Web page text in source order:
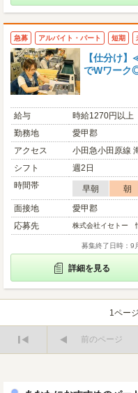
急募 アルバイト・パート 短期
【仕分け
でWワーク
給与
時給1270円以上
勤務地
愛甲郡
アクセス
小田急小田原線
シフト
週2日
時間帯
早朝 朝
面接地
愛甲郡
応募先
株式会社イセトー
募集終了日時：9
詳細を見る
1ペー
前のページ